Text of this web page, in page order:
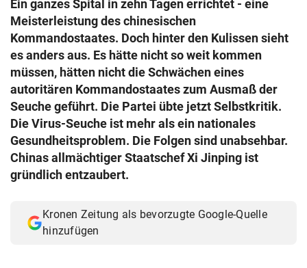
eingeben
© Krone Multimedia GmbH & Co KG 2026
Muthgasse 2, 1190 Wien
Ein ganzes Spital in zehn Tagen errichtet - eine
Meisterleistung des chinesischen
Kommandostaates. Doch hinter den Kulissen sieht
es anders aus. Es hätte nicht so weit kommen
müssen, hätten nicht die Schwächen eines
autoritären Kommandostaates zum Ausmaß der
Seuche geführt. Die Partei übte jetzt Selbstkritik.
Die Virus-Seuche ist mehr als ein nationales
Gesundheitsproblem. Die Folgen sind unabsehbar.
Chinas allmächtiger Staatschef Xi Jinping ist
gründlich entzaubert.
Kronen Zeitung als bevorzugte Google-Quelle
hinzufügen